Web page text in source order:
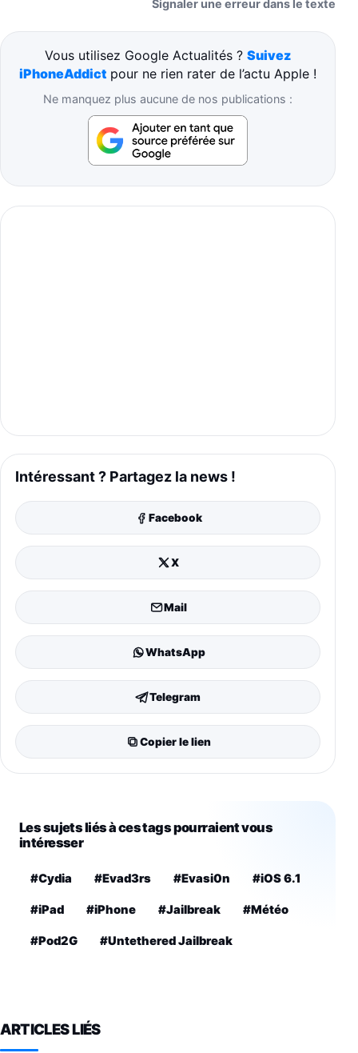
Signaler une erreur dans le texte
Vous utilisez Google Actualités ? Suivez
iPhoneAddict pour ne rien rater de l’actu Apple !
Ne manquez plus aucune de nos publications :
Intéressant ? Partagez la news !
Facebook
X
Mail
WhatsApp
Telegram
Copier le lien
Les sujets liés à ces tags pourraient vous
intéresser
#Cydia #Evad3rs #Evasi0n #iOS 6.1
#iPad #iPhone #Jailbreak #Météo
#Pod2G #Untethered Jailbreak
ARTICLES LIÉS